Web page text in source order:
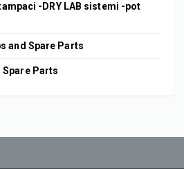
-DRY LAB sistemi -pot
and Spare Parts
Spare Parts